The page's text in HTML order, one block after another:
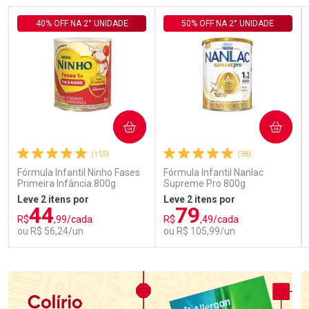
(155)
Fórmula Infantil Ninho Fases
Primeira Infância 800g
40% OFF NA 2° UNIDADE
Leve 2 itens por
R$44,99/cada
ou R$ 56,24/un
COMPRAR
(38)
Fórmula Infantil Nanlac
Supreme Pro 800g
50% OFF NA 2° UNIDADE
Leve 2 itens por
R$79,49/cada
ou R$ 105,99/un
COMPRAR
Laboratório
Por Menos